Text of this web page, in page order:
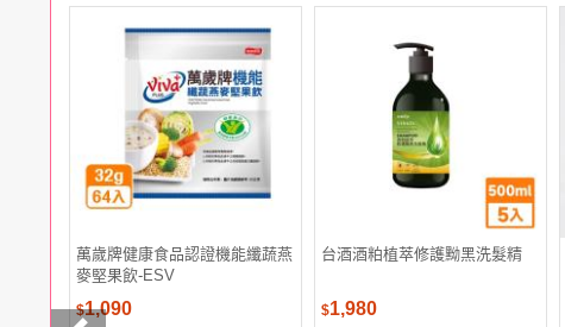
電視 季節
廚房
週邊 電玩
耳機
彩妝 美髮 香氛
萬歲牌健康食品認證機能纖蔬燕
麥堅果飲-ESV
$1,090
台酒酒粕植萃修護黝黑洗髮精
$1,980